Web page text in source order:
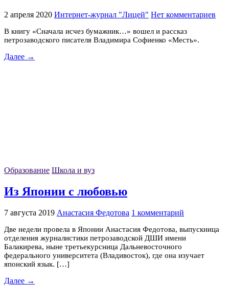
2 апреля 2020 Интернет-журнал "Лицей" Нет комментариев
В книгу «Сначала исчез бумажник…» вошел и рассказ
петрозаводского писателя Владимира Софиенко «Месть».
Далее →
Образование Школа и вуз
Из Японии с любовью
7 августа 2019 Анастасия Федотова 1 комментарий
Две недели провела в Японии Анастасия Федотова, выпускница
отделения журналистики петрозаводской ДШИ имени
Балакирева, ныне третьекурсница Дальневосточного
федерального университета (Владивосток), где она изучает
японский язык. […]
Далее →